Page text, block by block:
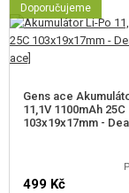
Ve zbraní jsou
Procesorová
odporovou
Polymerová hlava
Doporučujeme
Gens ace
11,1V 1100mAh 25C
103x19x17mm -
499 Kč